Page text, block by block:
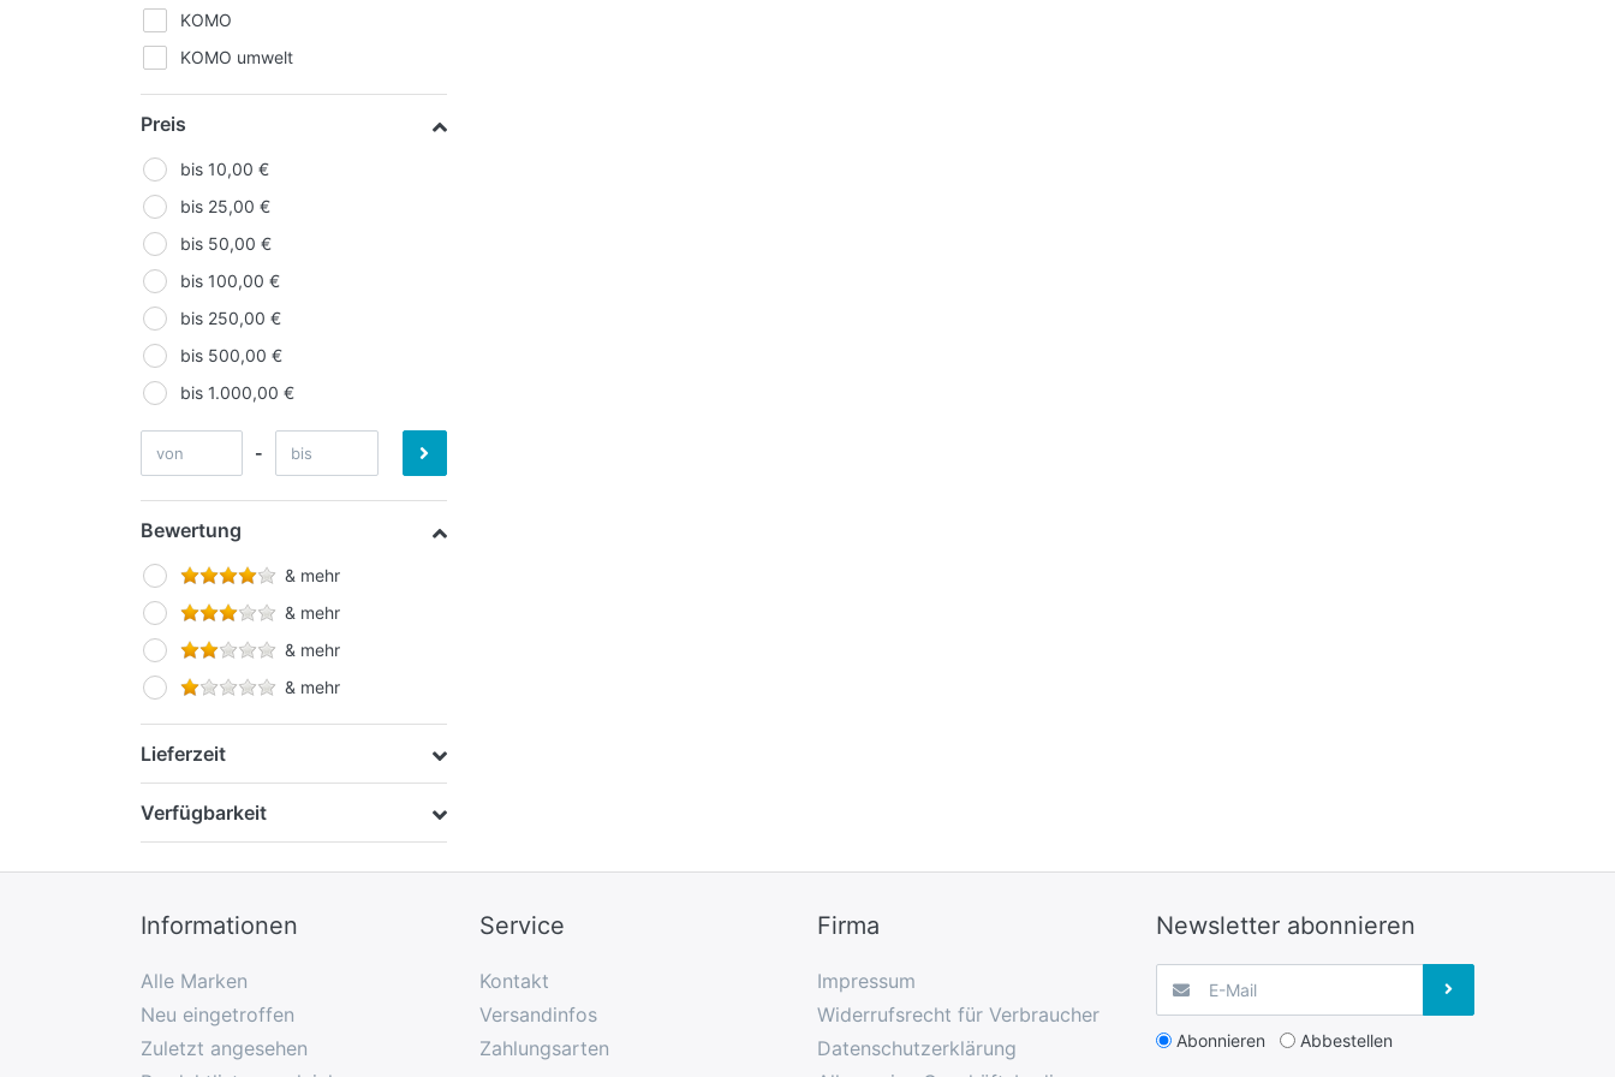
KOMO
KOMO umwelt
Preis
bis 10,00 €
bis 25,00 €
bis 50,00 €
bis 100,00 €
bis 250,00 €
bis 500,00 €
bis 1.000,00 €
-
Bewertung
& mehr
& mehr
& mehr
& mehr
Lieferzeit
Verfügbarkeit
Informationen
Alle Marken
Neu eingetroffen
Zuletzt angesehen
Service
Kontakt
Versandinfos
Zahlungsarten
Firma
Impressum
Widerrufsrecht für Verbraucher
Datenschutzerklärung
Newsletter abonnieren
Abonnieren Abbestellen